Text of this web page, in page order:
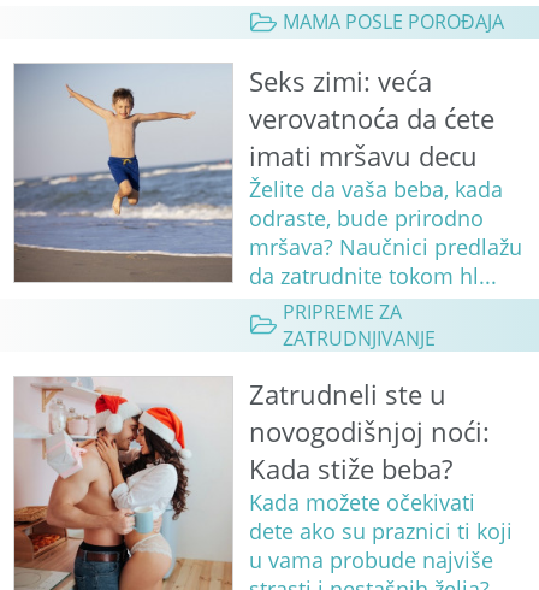
MAMA POSLE POROĐAJA
Seks zimi: veća
verovatnoća da ćete
imati mršavu decu
Želite da vaša beba, kada
odraste, bude prirodno
mršava? Naučnici predlažu
da zatrudnite tokom hl...
PRIPREME ZA
ZATRUDNJIVANJE
Zatrudneli ste u
novogodišnjoj noći:
Kada stiže beba?
Kada možete očekivati
dete ako su praznici ti koji
u vama probude najviše